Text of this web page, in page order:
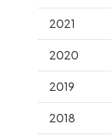
2021
2020
2019
2018